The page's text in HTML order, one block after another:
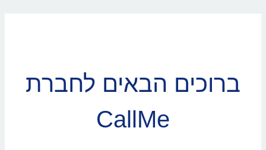
ברוכים הבאים לחברת
CallMe